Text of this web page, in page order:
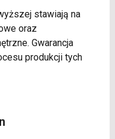
stawiają na
oraz
Gwarancja
produkcji tych